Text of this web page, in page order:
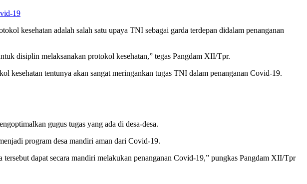
19
kesehatan adalah salah satu upaya TNI sebagai garda terdepan didalam penanganan
disiplin melaksanakan protokol kesehatan,” tegas Pangdam XII/Tpr.
tentunya akan sangat meringankan tugas TNI dalam penanganan Covid-19.
gugus tugas yang ada di desa-desa.
program desa mandiri aman dari Covid-19.
dapat secara mandiri melakukan penanganan Covid-19,” pungkas Pangdam XII/Tpr